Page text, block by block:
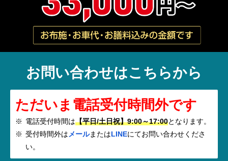
お問い合わせはこちらから
ただいま電話受付時間外です
電話受付時間は【平日/土日祝】9:00～17:00となります。
受付時間外はメールまたはLINEにてお問い合わせくださ
い。